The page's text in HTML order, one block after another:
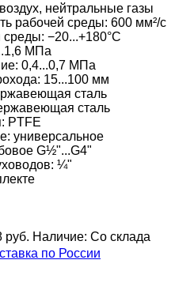
нейтральные газы
рабочей среды: 600 мм²/с
−20...+180°С
МПа
0,4...0,7 МПа
15...100 мм
сталь
сталь
PTFE
универсальное
G½"...G4"
¼"
руб. Наличие: Со склада
по России